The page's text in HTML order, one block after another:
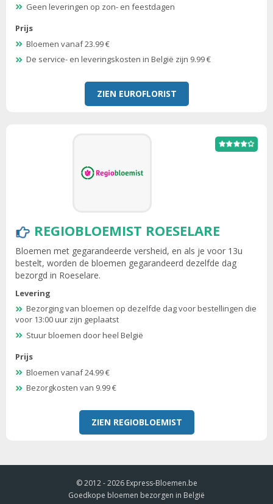
Geen leveringen op zon- en feestdagen
Prijs
Bloemen vanaf 23.99 €
De service- en leveringskosten in België zijn 9.99 €
ZIEN EUROFLORIST
REGIOBLOEMIST ROESELARE
Bloemen met gegarandeerde versheid, en als je voor 13u
bestelt, worden de bloemen gegarandeerd dezelfde dag
bezorgd in Roeselare.
Levering
Bezorging van bloemen op dezelfde dag voor bestellingen die
voor 13:00 uur zijn geplaatst
Stuur bloemen door heel België
Prijs
Bloemen vanaf 24.99 €
Bezorgkosten van 9.99 €
ZIEN REGIOBLOEMIST
© 2012 - 2026 Express-Bloemen.be
Goedkope bloemen bezorgen in België